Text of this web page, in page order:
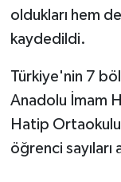
oldukları hem
kaydedildi.
Türkiye'nin 7
Anadolu İmam
Hatip
öğrenci sayıları